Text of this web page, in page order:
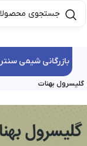
بازرگانی شیمی سنتر
گلیسرول بهنات